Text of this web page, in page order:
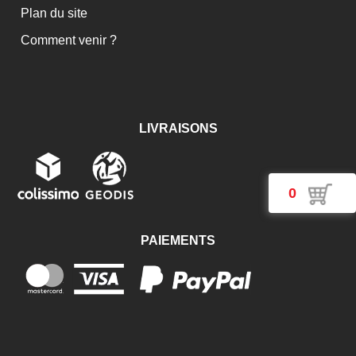
0
Pompe à graisse manuelle
Revétement Antico gris 3650 ml
Traceur de chantier fluorescent Trig-a-cap® extra
Plan du site
Comment venir ?
LIVRAISONS
PAIEMENTS